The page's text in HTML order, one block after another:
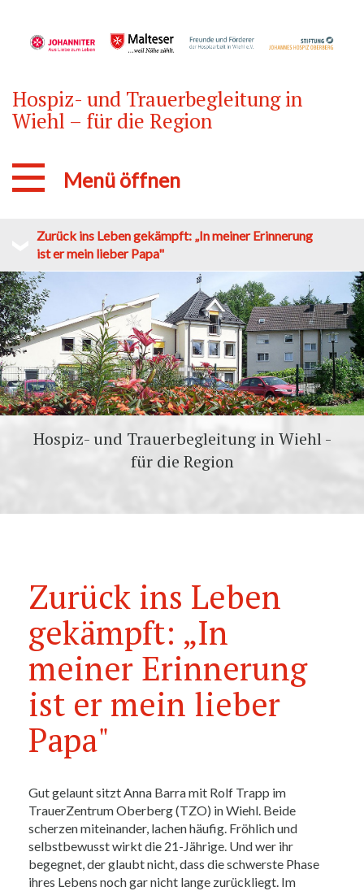
Hospiz- und Trauerbegleitung in
Wiehl – für die Region
Menü öffnen
Zurück ins Leben gekämpft: „In meiner Erinnerung
ist er mein lieber Papa"
Hospiz- und Trauerbegleitung in Wiehl -
für die Region
Zurück ins Leben
gekämpft: „In
meiner Erinnerung
ist er mein lieber
Papa"
Gut gelaunt sitzt Anna Barra mit Rolf Trapp im
TrauerZentrum Oberberg (TZO) in Wiehl. Beide
scherzen miteinander, lachen häufig. Fröhlich und
selbstbewusst wirkt die 21-Jährige. Und wer ihr
begegnet, der glaubt nicht, dass die schwerste Phase
ihres Lebens noch gar nicht lange zurückliegt. Im